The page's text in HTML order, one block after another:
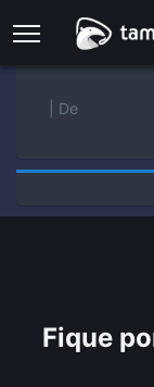
| De
Fique